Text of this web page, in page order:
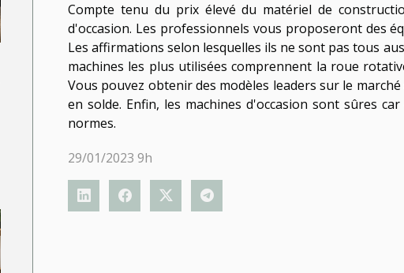
Compte tenu du prix élevé du matériel de
d'occasion. Les professionnels vous proposeront des
Les affirmations selon lesquelles ils ne sont pas tous
machines les plus utilisées comprennent la roue
Vous pouvez obtenir des modèles leaders sur le
en solde. Enfin, les machines d'occasion sont sûres
normes.
29/01/2023 9h